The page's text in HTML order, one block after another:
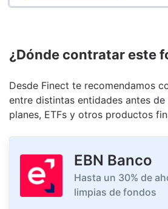
¿Dónde contratar este
Desde Finect te recomendamos
entre distintas entidades antes
planes, ETFs y otros productos
EBN Banco
Hasta un 30% de
limpias de fondos